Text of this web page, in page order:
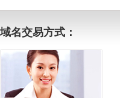
域名交易方式：